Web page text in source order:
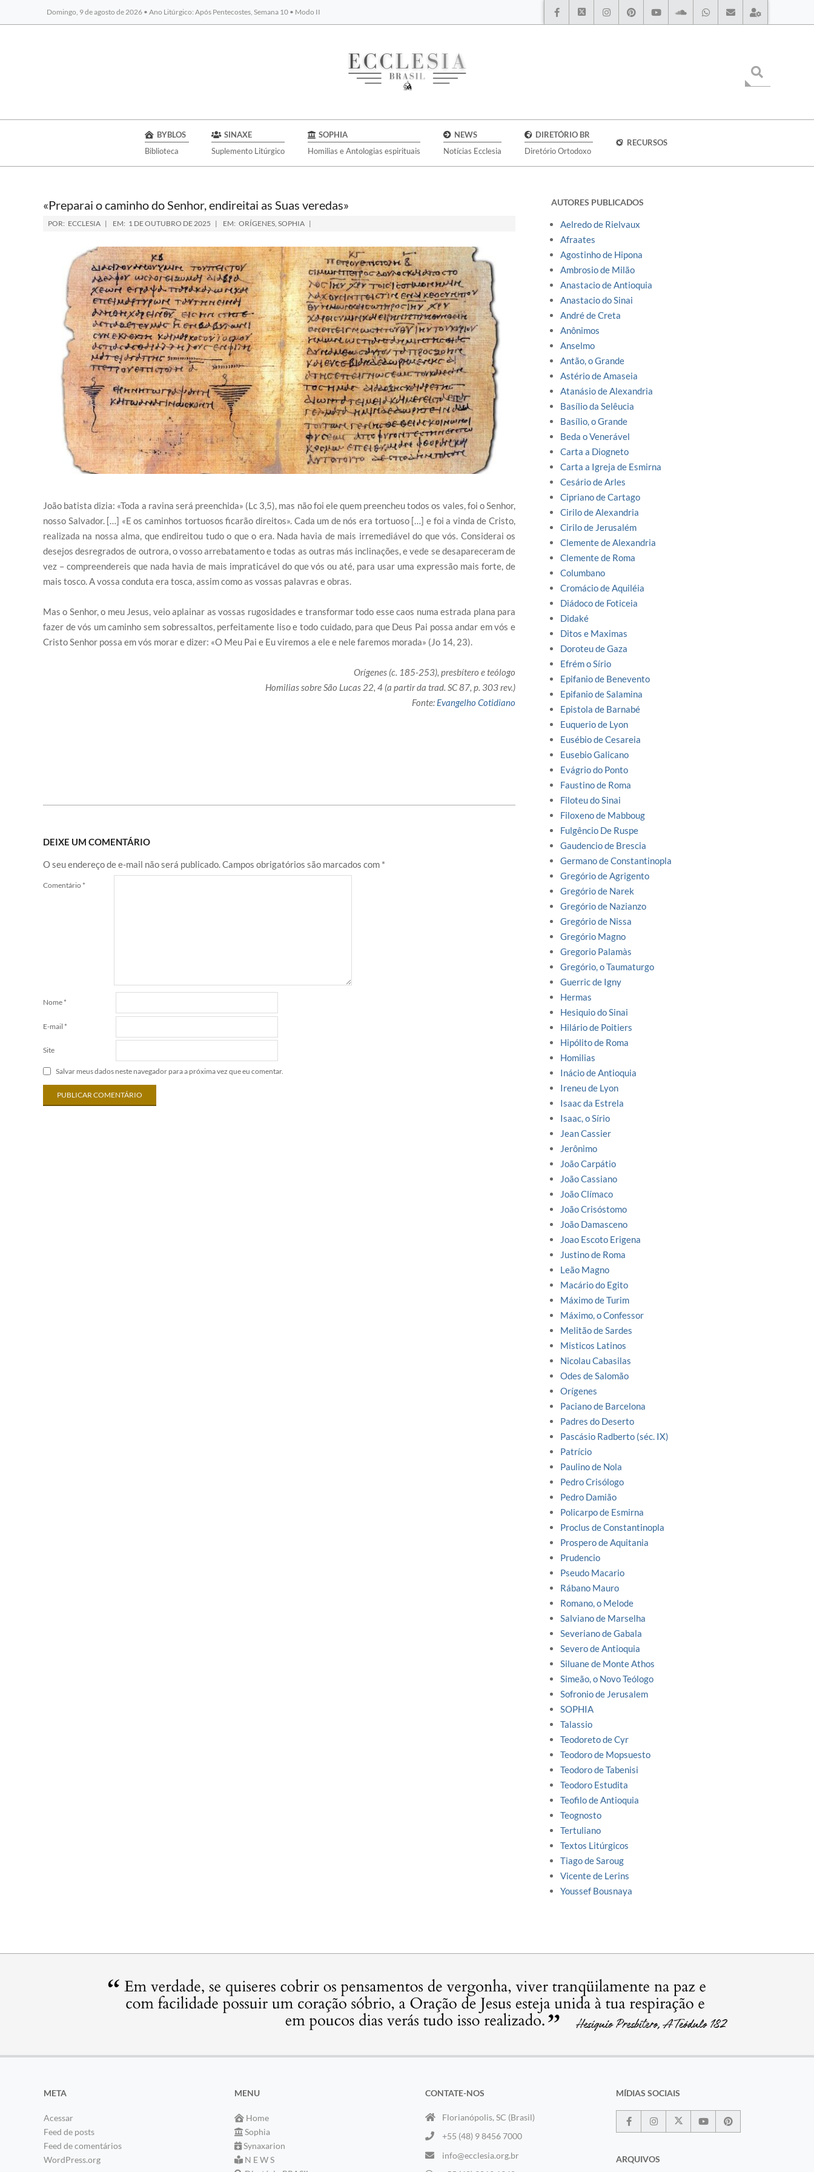
Domingo, 9 de agosto de 2026 • Ano Litúrgico: Após Pentecostes, Semana 10 • Modo II
BYBLOS
BYBLOS
Biblioteca
SINAXE
Suplemento Litúrgico
SOPHIA
Homilias e Antologias espirituais
NEWS
Notícias Ecclesia
DIRETÓRIO BR
Diretório Ortodoxo
RECURSOS
«Preparai o caminho do Senhor, endireitai as Suas veredas»
POR: ECCLESIA EM: 1 DE OUTUBRO DE 2025 EM: ORÍGENES, SOPHIA
João batista dizia: «Toda a ravina será preenchida» (Lc 3,5), mas não foi ele quem preencheu todos os vales, foi o Senhor,
nosso Salvador. […] «E os caminhos tortuosos ficarão direitos». Cada um de nós era tortuoso […] e foi a vinda de Cristo,
realizada na nossa alma, que endireitou tudo o que o era. Nada havia de mais irremediável do que vós. Considerai os
desejos desregrados de outrora, o vosso arrebatamento e todas as outras más inclinações, e vede se desapareceram de
vez – compreendereis que nada havia de mais impraticável do que vós ou até, para usar uma expressão mais forte, de
mais tosco. A vossa conduta era tosca, assim como as vossas palavras e obras.
Mas o Senhor, o meu Jesus, veio aplainar as vossas rugosidades e transformar todo esse caos numa estrada plana para
fazer de vós um caminho sem sobressaltos, perfeitamente liso e todo cuidado, para que Deus Pai possa andar em vós e
Cristo Senhor possa em vós morar e dizer: «O Meu Pai e Eu viremos a ele e nele faremos morada» (Jo 14, 23).
Orígenes (c. 185-253), presbítero e teólogo
Homilias sobre São Lucas 22, 4 (a partir da trad. SC 87, p. 303 rev.)
Fonte: Evangelho Cotidiano
DEIXE UM COMENTÁRIO
O seu endereço de e-mail não será publicado.Campos obrigatórios são marcados com *
Comentário *
Nome *
E-mail *
Site
Salvar meus dados neste navegador para a próxima vez que eu comentar.
AUTORES PUBLICADOS
Aelredo de Rielvaux
Afraates
Agostinho de Hipona
Ambrosio de Milão
Anastacio de Antioquia
Anastacio do Sinai
André de Creta
Anônimos
Anselmo
Antão, o Grande
Astério de Amaseia
Atanásio de Alexandria
Basílio da Selêucia
Basílio, o Grande
Beda o Venerável
Carta a Diogneto
Carta a Igreja de Esmirna
Cesário de Arles
Cipriano de Cartago
Cirilo de Alexandria
Cirilo de Jerusalém
Clemente de Alexandria
Clemente de Roma
Columbano
Cromácio de Aquiléia
Diádoco de Foticeia
Didaké
Ditos e Maximas
Doroteu de Gaza
Efrém o Sírio
Epifanio de Benevento
Epifanio de Salamina
Epistola de Barnabé
Euquerio de Lyon
Eusébio de Cesareia
Eusebio Galicano
Evágrio do Ponto
Faustino de Roma
Filoteu do Sinai
Filoxeno de Mabboug
Fulgêncio De Ruspe
Gaudencio de Brescia
Germano de Constantinopla
Gregório de Agrigento
Gregório de Narek
Gregório de Nazianzo
Gregório de Nissa
Gregório Magno
Gregorio Palamàs
Gregório, o Taumaturgo
Guerric de Igny
Hermas
Hesiquio do Sinai
Hilário de Poitiers
Hipólito de Roma
Homilias
Inácio de Antioquia
Ireneu de Lyon
Isaac da Estrela
Isaac, o Sírio
Jean Cassier
Jerônimo
João Carpátio
João Cassiano
João Clímaco
João Crisóstomo
João Damasceno
Joao Escoto Erigena
Justino de Roma
Leão Magno
Macário do Egito
Máximo de Turim
Máximo, o Confessor
Melitão de Sardes
Misticos Latinos
Nicolau Cabasilas
Odes de Salomão
Orígenes
Paciano de Barcelona
Padres do Deserto
Pascásio Radberto (séc. IX)
Patrício
Paulino de Nola
Pedro Crisólogo
Pedro Damião
Policarpo de Esmirna
Proclus de Constantinopla
Prospero de Aquitania
Prudencio
Pseudo Macario
Rábano Mauro
Romano, o Melode
Salviano de Marselha
Severiano de Gabala
Severo de Antioquia
Siluane de Monte Athos
Simeão, o Novo Teólogo
Sofronio de Jerusalem
SOPHIA
Talassio
Teodoreto de Cyr
Teodoro de Mopsuesto
Teodoro de Tabenisi
Teodoro Estudita
Teofilo de Antioquia
Teognosto
Tertuliano
Textos Litúrgicos
Tiago de Saroug
Vicente de Lerins
Youssef Bousnaya
META
Acessar
Feed de posts
Feed de comentários
WordPress.org
MENU
Home
Sophia
Synaxarion
N E W S
CONTATE-NOS
Florianópolis, SC (Brasil)
+55 (48) 9 8456 7000
info@ecclesia.org.br
MÍDIAS SOCIAIS
ARQUIVOS